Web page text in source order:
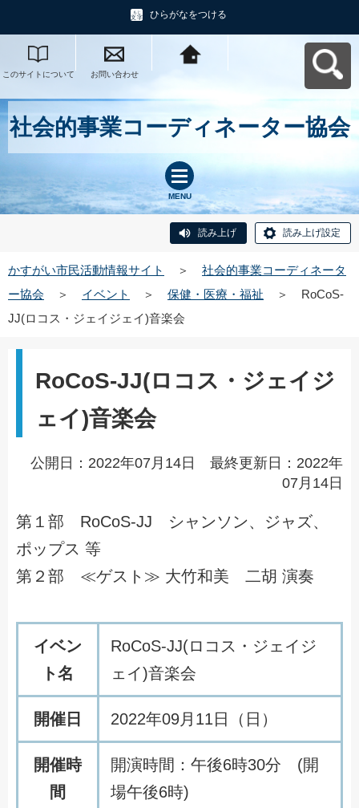
ひらがなをつける
このサイトについて お問い合わせ
社会的事業コーディネーター協会
MENU
読み上げ 読み上げ設定
かすがい市民活動情報サイト ＞
社会的事業コーディネータ
ー協会
＞ イベント ＞ 保健・医療・福祉 ＞
RoCoS-
JJ(ロコス・ジェイジェイ)音楽会
RoCoS-JJ(ロコス・ジェイジ
ェイ)音楽会
公開日：2022年07月14日 最終更新日：2022年
07月14日
第１部 RoCoS-JJ シャンソン、ジャズ、
ポップス 等
第２部 ≪ゲスト≫ 大竹和美 二胡 演奏
イベン
ト名
RoCoS-JJ(ロコス・ジェイジ
ェイ)音楽会
開催日 2022年09月11日（日）
開催時
間
開演時間：午後6時30分 (開
場午後6時)